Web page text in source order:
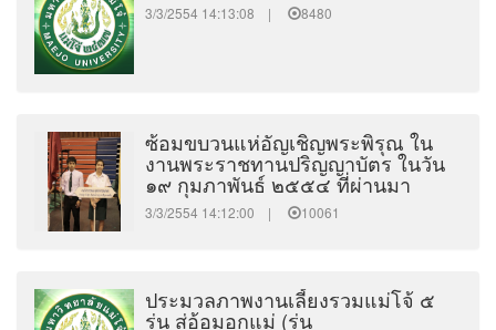
3/3/2554 14:13:08 | 8480
ซ้อมขบวนแห่อัญเชิญพระพิรุณ ใน
งานพระราชทานปริญญาบัตร ในวัน
๑๙ กุมภาพันธ์ ๒๕๕๔ ที่ผ่านมา
3/3/2554 14:12:00 | 10061
ประมวลภาพงานเลี้ยงรวมแม่โจ้ ๕
รุ่น สู่อ้อมอกแม่ (รุ่น